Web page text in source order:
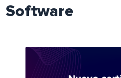
Software